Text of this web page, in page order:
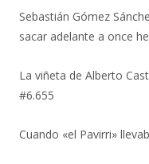
Sebastián Gómez
sacar adelante a once
La viñeta de Alberto
#6.655
Cuando «el Pavirri»